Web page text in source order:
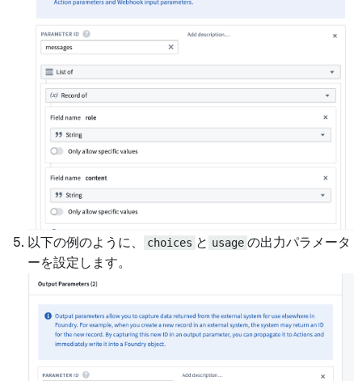
以下の例のように、 choices と usage の出力パラメータ
ーを設定します。